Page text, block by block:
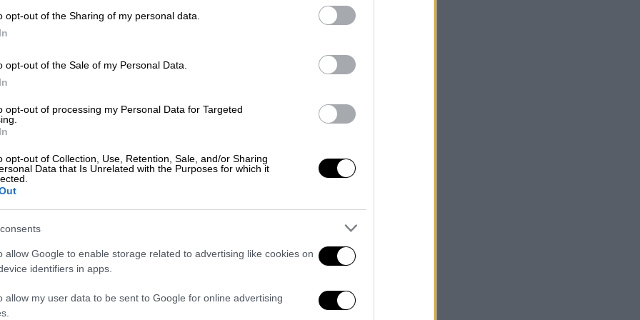
opt-out of the Sharing of my personal data.
opt-out of the Sale of my Personal Data.
opt-out of processing my Personal Data for Targeted
opt-out of Collection, Use, Retention, Sale, and/or Sharing
Data that Is Unrelated with the Purposes for which it
allow Google to enable storage related to advertising like cookies on
identifiers in apps.
allow my user data to be sent to Google for online advertising
έρευνα
Πρόγραμμα INCAREHEART:
παρακολουθούνται εξ'
αποστάσεως
άλλες 4 ευρωπαϊκές χώρες
Επαναστατικό βήμα: Ερευνητές